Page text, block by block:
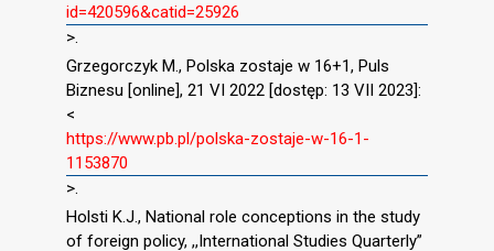
id=420596&catid=25926
>.
Grzegorczyk M., Polska zostaje w 16+1, Puls
Biznesu [online], 21 VI 2022 [dostęp: 13 VII 2023]:
<
https://www.pb.pl/polska-zostaje-w-16-1-
1153870
>.
Holsti K.J., National role conceptions in the study
of foreign policy, ,,International Studies Quarterly”